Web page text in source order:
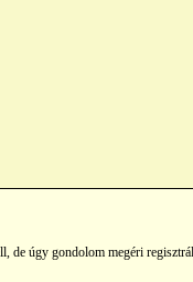
de úgy gondolom megéri